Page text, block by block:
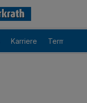
Karriere Termine